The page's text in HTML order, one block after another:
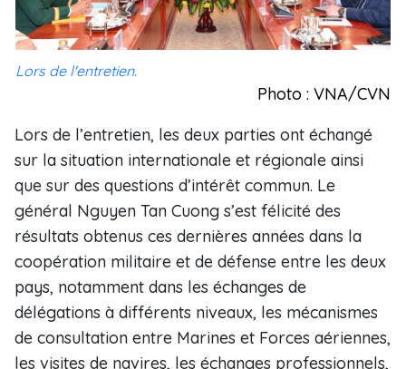
Lors de l'entretien.
Photo : VNA/CVN
Lors de l’entretien, les deux parties ont échangé
sur la situation internationale et régionale ainsi
que sur des questions d’intérêt commun. Le
général Nguyen Tan Cuong s’est félicité des
résultats obtenus ces dernières années dans la
coopération militaire et de défense entre les deux
pays, notamment dans les échanges de
délégations à différents niveaux, les mécanismes
de consultation entre Marines et Forces aériennes,
les visites de navires, les échanges professionnels,